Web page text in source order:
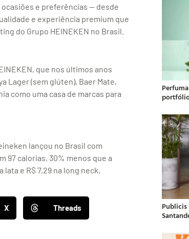
e preferências — desde
e experiência premium que
do Grupo HEINEKEN no Brasil.
que nos últimos anos
Lager (sem glúten), Baer Mate,
como uma casa de marcas para
lançou no Brasil com
97 calorias, 30% menos que a
e R$ 7,29 na long neck,
X Threads
Publicis